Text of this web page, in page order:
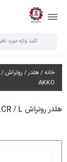
خانه/هلدر/ روتراش
AKKO
هلدر روتراش SCLCR / L مخصوص الماس CCMT با برند AKKO